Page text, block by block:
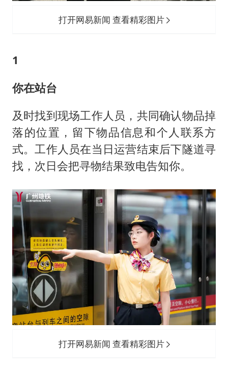
打开网易新闻 查看精彩图片
1
你在站台
及时找到现场工作人员，共同确认物品掉
落的位置，留下物品信息和个人联系方
式。工作人员在当日运营结束后下隧道寻
找，次日会把寻物结果致电告知你。
打开网易新闻 查看精彩图片